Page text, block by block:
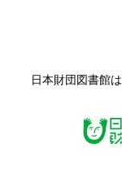
日本財団図書館